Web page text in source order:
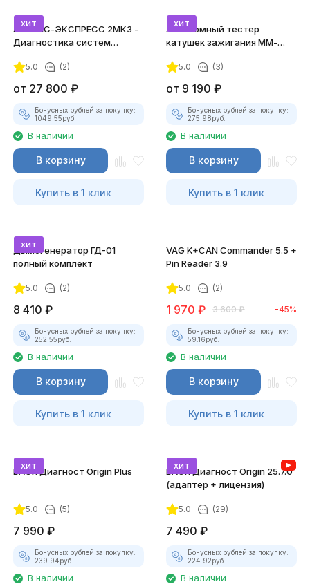
хит
АВТОАС-ЭКСПРЕСС 2МК3 -
Диагностика систем
5.0 (2)
от 27 800 ₽
Бонусных рублей за покупку:
1049.55руб.
В наличии
В корзину
Купить в 1 клик
хит
Автономный тестер
катушек зажигания ММ-
комплект)
5.0 (3)
от 9 190 ₽
Бонусных рублей за покупку:
275.98руб.
В наличии
В корзину
Купить в 1 клик
хит
Дымогенератор ГД-01
полный комплект
5.0 (2)
8 410 ₽
Бонусных рублей за покупку:
252.55руб.
В наличии
В корзину
Купить в 1 клик
VAG K+CAN Commander 5.5 +
Pin Reader 3.9
5.0 (2)
1 970 ₽ 3 600 ₽ -45%
Бонусных рублей за покупку:
59.16руб.
В наличии
В корзину
Купить в 1 клик
хит
ВАСЯ Диагност Origin Plus
5.0 (5)
7 990 ₽
Бонусных рублей за покупку:
239.94руб.
В наличии
хит
ВАСЯ Диагност Origin 25.7.0
(адаптер + лицензия)
5.0 (29)
7 490 ₽
Бонусных рублей за покупку:
224.92руб.
В наличии